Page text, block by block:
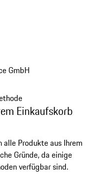
GmbH
Einkaufskorb
alle Produkte aus Ihrem
Gründe, da einige
verfügbar sind.